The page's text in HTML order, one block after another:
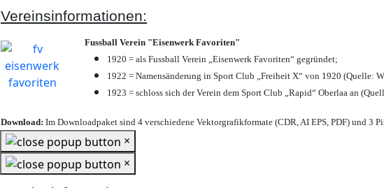
Vereinsinformationen:
Fussball Verein "Eisenwerk Favoriten"
1920 = als Fussball Verein „Eisenwerk Favoriten“ gegründet;
1922 = Namensänderung in Sport Club „Freiheit X“ von 1920 (Quelle:
1923 = schloss sich der Verein dem Sport Club „Rapid“ Oberlaa an
Download: Im Downloadpaket sind 4 verschiedene Vektorgrafikformate (CDR, AI EPS, PDF) und 3
×
×